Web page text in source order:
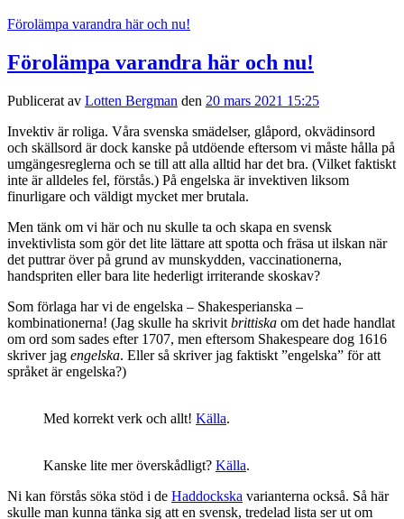
Förolämpa varandra här och nu!
Förolämpa varandra här och nu!
Publicerat av Lotten Bergman den 20 mars 2021 15:25
Invektiv är roliga. Våra svenska smädelser, glåpord, okvädinsord
och skällsord är dock kanske på utdöende eftersom vi måste hålla på
umgängesreglerna och se till att alla alltid har det bra. (Vilket faktiskt
inte är alldeles fel, förstås.) På engelska är invektiven liksom
finurligare och väldigt mycket mer brutala.
Men tänk om vi här och nu skulle ta och skapa en svensk
invektivlista som gör det lite lättare att spotta och fräsa ut ilskan när
det puttrar över på grund av munskydden, vaccinationerna,
handspriten eller bara lite hederligt irriterande skoskav?
Som förlaga har vi de engelska – Shakesperianska –
kombinationerna! (Jag skulle ha skrivit brittiska om det hade handlat
om ord som sades efter 1707, men eftersom Shakespeare dog 1616
skriver jag engelska. Eller så skriver jag faktiskt ”engelska” för att
språket är engelska?)
Med korrekt verk och allt! Källa.
Kanske lite mer överskådligt? Källa.
Ni kan förstås söka stöd i de Haddockska varianterna också. Så här
skulle man kunna tänka sig att en svensk, tredelad lista ser ut om